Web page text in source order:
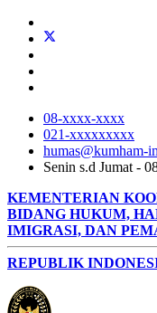
08-xxxx-xxxx
021-xxxxxxxxx
humas@kumham-
Senin s.d Jumat -
KEMENTERIAN
BIDANG HUKUM,
IMIGRASI, DAN
REPUBLIK